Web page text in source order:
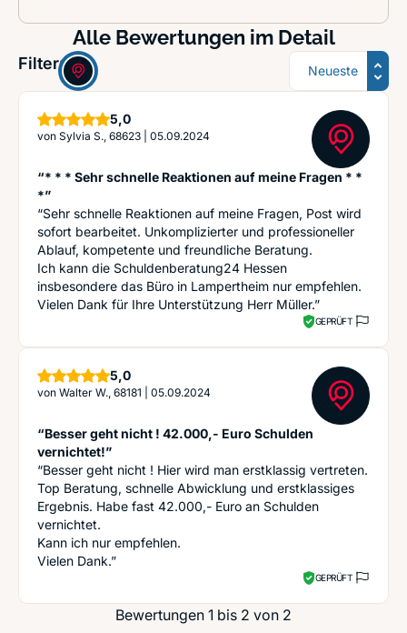
Alle Bewertungen im Detail
Filter: Sortierung
5,0Sterne
von Sylvia S., 68623 05.09.2024
“* * * Sehr schnelle Reaktionen auf meine Fragen * *
*”
“Sehr schnelle Reaktionen auf meine Fragen, Post wird
sofort bearbeitet. Unkomplizierter und professioneller
Ablauf, kompetente und freundliche Beratung.
Ich kann die Schuldenberatung24 Hessen
insbesondere das Büro in Lampertheim nur empfehlen.
Vielen Dank für Ihre Unterstützung Herr Müller.”
GEPRÜFT
5,0Sterne
von Walter W., 68181 05.09.2024
“Besser geht nicht ! 42.000,- Euro Schulden
vernichtet!”
“Besser geht nicht ! Hier wird man erstklassig vertreten.
Top Beratung, schnelle Abwicklung und erstklassiges
Ergebnis. Habe fast 42.000,- Euro an Schulden
vernichtet.
Kann ich nur empfehlen.
Vielen Dank.”
GEPRÜFT
Bewertungen 1 bis 2 von 2